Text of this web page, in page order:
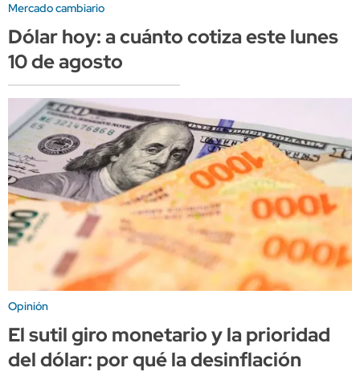
Mercado cambiario
Dólar hoy: a cuánto cotiza este lunes
10 de agosto
Opinión
El sutil giro monetario y la prioridad
del dólar: por qué la desinflación